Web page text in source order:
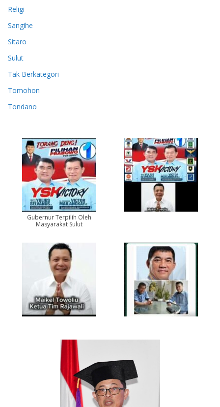
Religi
Sangihe
Sitaro
Sulut
Tak Berkategori
Tomohon
Tondano
Gubernur Terpilih Oleh
Masyarakat Sulut